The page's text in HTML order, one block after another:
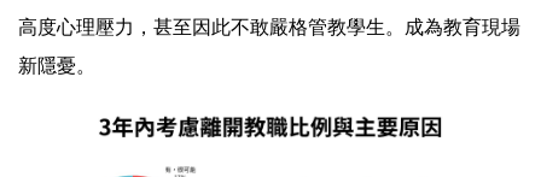
高度心理壓力，甚至因此不敢嚴格管教學生。成為教育現場
新隱憂。